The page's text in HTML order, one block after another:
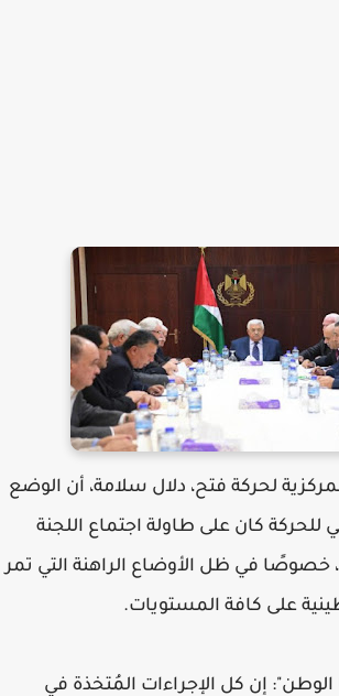
لحركة فتح، دلال سلامة، أن الوضع
كان على طاولة اجتماع اللجنة
خصوصًا في ظل الأوضاع الراهنة التي تمر
على كافة المستويات.
الوطن": إن كل الإجراءات المُتخذة في